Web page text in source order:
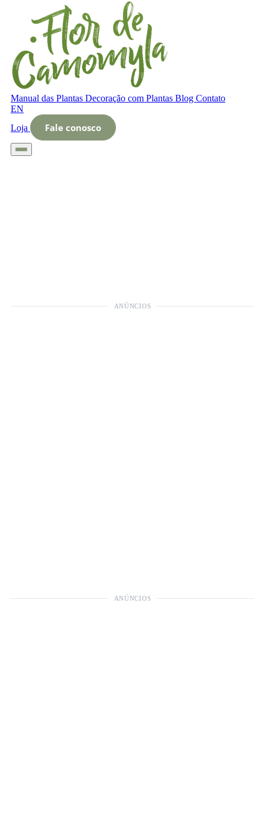
Manual das Plantas Decoração com Plantas Blog Contato
EN
Loja
Fale conosco
ANÚNCIOS
ANÚNCIOS